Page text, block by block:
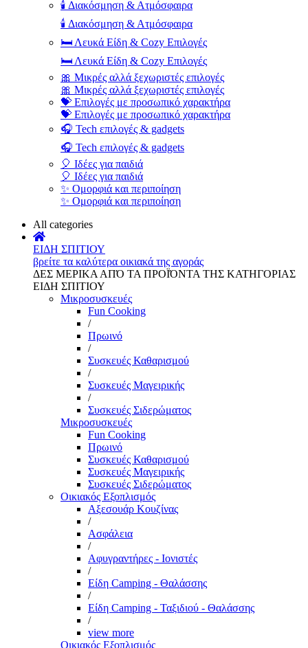
🕯️ Διακόσμηση & Ατμόσφαιρα
🕯️ Διακόσμηση & Ατμόσφαιρα
🛏️ Λευκά Είδη & Cozy Επιλογές
🛏️ Λευκά Είδη & Cozy Επιλογές
🎀 Μικρές αλλά ξεχωριστές επιλογές
🎀 Μικρές αλλά ξεχωριστές επιλογές
💝 Επιλογές με προσωπικό χαρακτήρα
💝 Επιλογές με προσωπικό χαρακτήρα
🎧 Tech επιλογές & gadgets
🎧 Tech επιλογές & gadgets
🎈 Ιδέες για παιδιά
🎈 Ιδέες για παιδιά
✨ Ομορφιά και περιποίηση
✨ Ομορφιά και περιποίηση
All categories
ΕΙΔΗ ΣΠΙΤΙΟΥ
βρείτε τα καλύτερα οικιακά της αγοράς
ΔΕΣ ΜΕΡΙΚΑ ΑΠΌ ΤΑ ΠΡΟΪΌΝΤΑ ΤΗΣ ΚΑΤΗΓΟΡΙΑΣ
ΕΙΔΗ ΣΠΙΤΙΟΥ
Μικροσυσκευές
Fun Cooking
/
Πρωινό
/
Συσκευές Καθαρισμού
/
Συσκευές Μαγειρικής
/
Συσκευές Σιδερώματος
Μικροσυσκευές
Fun Cooking
Πρωινό
Συσκευές Καθαρισμού
Συσκευές Μαγειρικής
Συσκευές Σιδερώματος
Οικιακός Εξοπλισμός
Αξεσουάρ Κουζίνας
/
Ασφάλεια
/
Αφυγραντήρες - Ιονιστές
/
Είδη Camping - Θαλάσσης
/
Είδη Camping - Ταξιδιού - Θαλάσσης
/
view more
Οικιακός Εξοπλισμός